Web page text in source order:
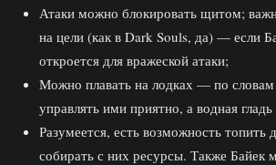
Атаки можно блокировать щитом;
на цели (как в Dark Souls, да) — если
откроется для вражеской атаки;
Можно плавать на лодках — по словам
управлять ими приятно, а водная
Разумеется, есть возможность топить
собирать с них ресурсы. Также Байек